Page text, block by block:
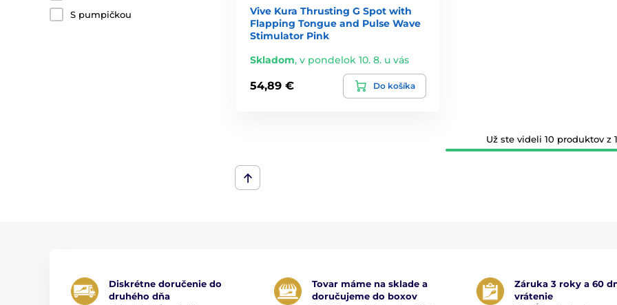
S pumpičkou
Vive Kura Thrusting G Spot with
Flapping Tongue and Pulse Wave
Stimulator Pink
Skladom, v pondelok 10. 8. u vás
54,89 € Do košíka
Už ste videli 10 produktov z
Diskrétne doručenie do
druhého dňa
Tovar máme na sklade a
doručujeme do boxov
Záruka 3 roky a 60
vrátenie